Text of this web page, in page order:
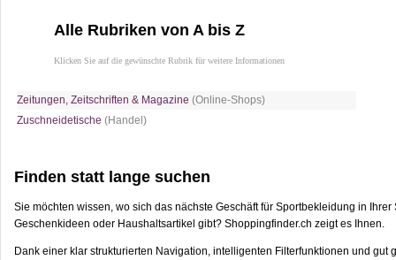
Alle Rubriken von A bis Z
Klicken Sie auf die gewünschte Rubrik für weitere Informationen
Zeitungen, Zeitschriften & Magazine(Online-Shops)
Zuschneidetische(Handel)
Finden statt lange suchen
Sie möchten wissen, wo sich das nächste Geschäft für Sportbekleidung in
Geschenkideen oder Haushaltsartikel gibt? Shoppingfinder.ch zeigt es Ihnen.
Dank einer klar strukturierten Navigation, intelligenten Filterfunktionen und